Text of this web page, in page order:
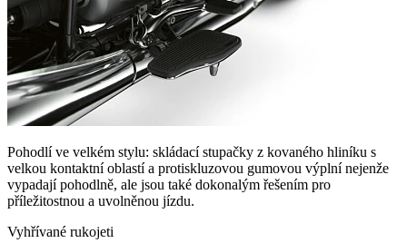
Pohodlí ve velkém stylu: skládací stupačky z kovaného hliníku s
velkou kontaktní oblastí a protiskluzovou gumovou výplní nejenže
vypadají pohodlně, ale jsou také dokonalým řešením pro
příležitostnou a uvolněnou jízdu.
Vyhřívané rukojeti